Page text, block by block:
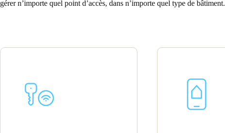
Danskere
gérer n’importe quel point d’accès, dans n’importe quel type de bâtiment.